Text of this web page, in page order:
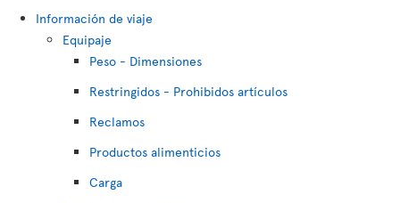
Información de viaje
Equipaje
Peso - Dimensiones
Restringidos - Prohibidos artículos
Reclamos
Productos alimenticios
Carga